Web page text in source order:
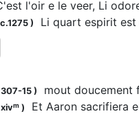
l'oir e le veer, Li
) Li quart espirit est
15) mout doucement
m ) Et Aaron sacrifiera